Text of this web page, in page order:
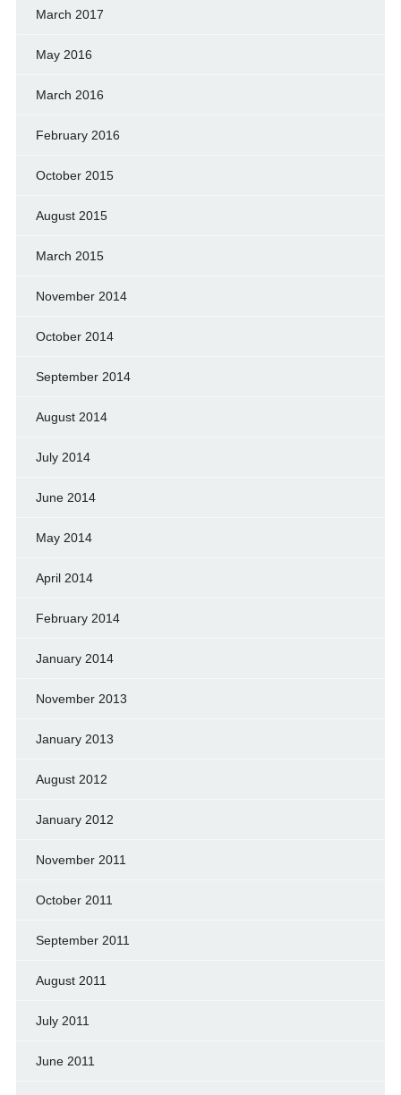
March 2017
May 2016
March 2016
February 2016
October 2015
August 2015
March 2015
November 2014
October 2014
September 2014
August 2014
July 2014
June 2014
May 2014
April 2014
February 2014
January 2014
November 2013
January 2013
August 2012
January 2012
November 2011
October 2011
September 2011
August 2011
July 2011
June 2011